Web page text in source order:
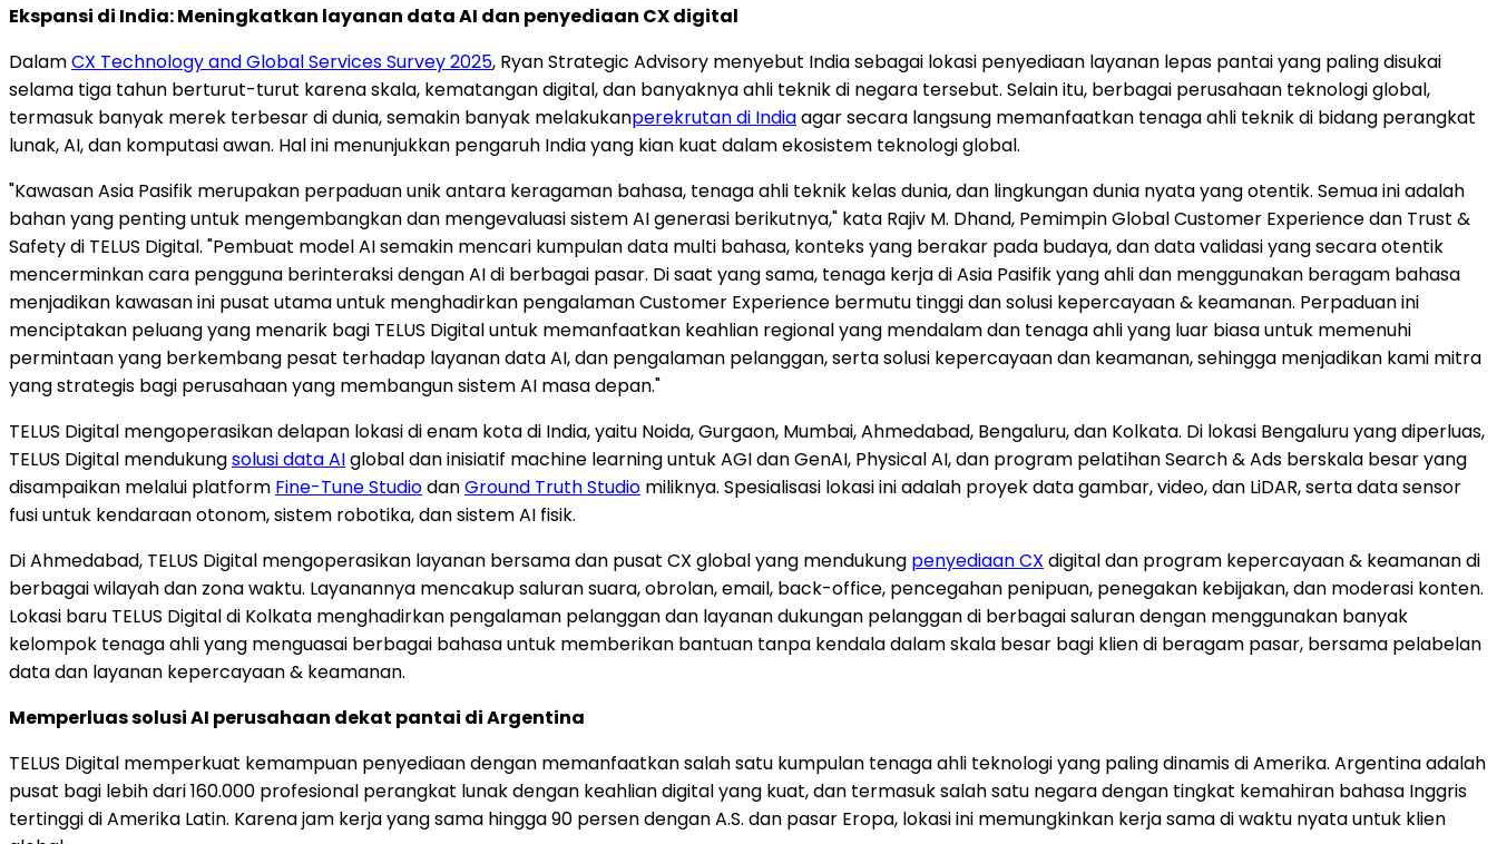
Ekspansi di India: Meningkatkan layanan data AI dan penyediaan CX digital
DalamCX Technology and Global Services Survey 2025, Ryan Strategic Advisory menyebut India sebagai lokasi penyediaan layanan lepas pantai yang paling disukai
selama tiga tahun berturut-turut karena skala, kematangan digital, dan banyaknya ahli teknik di negara tersebut. Selain itu, berbagai perusahaan teknologi global,
termasuk banyak merek terbesar di dunia, semakin banyak melakukanperekrutan di Indiaagar secara langsung memanfaatkan tenaga ahli teknik di bidang perangkat
lunak, AI, dan komputasi awan. Hal ini menunjukkan pengaruh India yang kian kuat dalam ekosistem teknologi global.
"Kawasan Asia Pasifik merupakan perpaduan unik antara keragaman bahasa, tenaga ahli teknik kelas dunia, dan lingkungan dunia nyata yang otentik. Semua ini adalah
bahan yang penting untuk mengembangkan dan mengevaluasi sistem AI generasi berikutnya," kata Rajiv M. Dhand, Pemimpin Global Customer Experience dan Trust &
Safety di TELUS Digital. "Pembuat model AI semakin mencari kumpulan data multi bahasa, konteks yang berakar pada budaya, dan data validasi yang secara otentik
mencerminkan cara pengguna berinteraksi dengan AI di berbagai pasar. Di saat yang sama, tenaga kerja di Asia Pasifik yang ahli dan menggunakan beragam bahasa
menjadikan kawasan ini pusat utama untuk menghadirkan pengalaman Customer Experience bermutu tinggi dan solusi kepercayaan & keamanan. Perpaduan ini
menciptakan peluang yang menarik bagi TELUS Digital untuk memanfaatkan keahlian regional yang mendalam dan tenaga ahli yang luar biasa untuk memenuhi
permintaan yang berkembang pesat terhadap layanan data AI, dan pengalaman pelanggan, serta solusi kepercayaan dan keamanan, sehingga menjadikan kami mitra
yang strategis bagi perusahaan yang membangun sistem AI masa depan."
TELUS Digital mengoperasikan delapan lokasi di enam kota di India, yaitu Noida, Gurgaon, Mumbai, Ahmedabad, Bengaluru, dan Kolkata. Di lokasi Bengaluru yang diperluas,
TELUS Digital mendukungsolusi data AIglobal dan inisiatif machine learning untuk AGI dan GenAI, Physical AI, dan program pelatihan Search & Ads berskala besar yang
disampaikan melalui platform Fine-Tune StudiodanGround Truth Studio miliknya. Spesialisasi lokasi ini adalah proyek data gambar, video, dan LiDAR, serta data sensor
fusi untuk kendaraan otonom, sistem robotika, dan sistem AI fisik.
Di Ahmedabad, TELUS Digital mengoperasikan layanan bersama dan pusat CX global yang mendukung penyediaan CX digital dan program kepercayaan & keamanan di
berbagai wilayah dan zona waktu. Layanannya mencakup saluran suara, obrolan, email, back-office, pencegahan penipuan, penegakan kebijakan, dan moderasi konten.
Lokasi baru TELUS Digital di Kolkata menghadirkan pengalaman pelanggan dan layanan dukungan pelanggan di berbagai saluran dengan menggunakan banyak
kelompok tenaga ahli yang menguasai berbagai bahasa untuk memberikan bantuan tanpa kendala dalam skala besar bagi klien di beragam pasar, bersama pelabelan
data dan layanan kepercayaan & keamanan.
Memperluas solusi AI perusahaan dekat pantai di Argentina
TELUS Digital memperkuat kemampuan penyediaan dengan memanfaatkan salah satu kumpulan tenaga ahli teknologi yang paling dinamis di Amerika. Argentina adalah
pusat bagi lebih dari 160.000 profesional perangkat lunak dengan keahlian digital yang kuat, dan termasuk salah satu negara dengan tingkat kemahiran bahasa Inggris
tertinggi di Amerika Latin. Karena jam kerja yang sama hingga 90 persen dengan A.S. dan pasar Eropa, lokasi ini memungkinkan kerja sama di waktu nyata untuk klien